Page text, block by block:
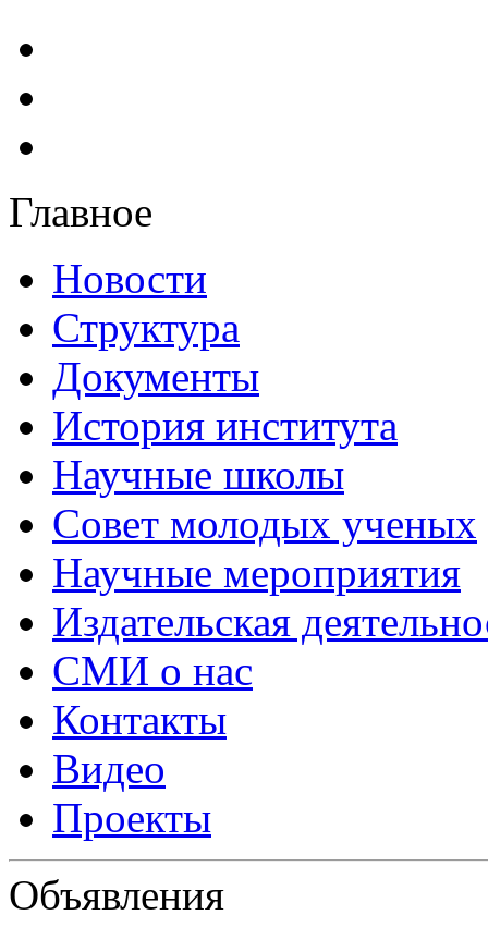
Главное
Новости
Структура
Документы
История института
Научные школы
Совет молодых ученых
Научные мероприятия
Издательская
СМИ о нас
Контакты
Видео
Проекты
Объявления